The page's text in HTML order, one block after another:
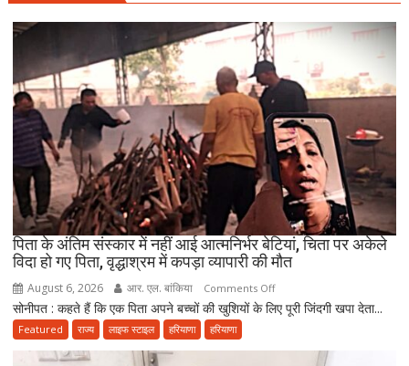
उलेमा-
की
अपील,
मोहल्ले
की
मस्जिद
में
पढ़ें
की
नमाज,
पैदल
ही
पिता के अंतिम संस्कार में नहीं आई आत्मनिर्भर बेटियां, चिता पर अकेले
विदा हो गए पिता, वृद्धाश्रम में कपड़ा व्यापारी की मौत
August 6, 2026 आर. एल. बांकिया Comments Offon
पिता
अंतिम
सोनीपत : कहते हैं कि एक पिता अपने बच्चों की खुशियों के लिए पूरी जिंदगी खपा देता...
Featured राज्य लाइफ स्टाइल हरियाणा हरियाणा